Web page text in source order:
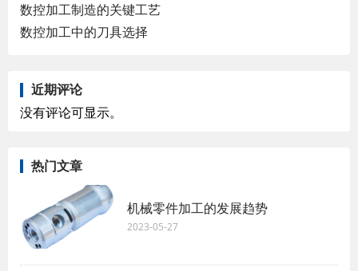
数控加工制造的关键工艺
数控加工中的刀具选择
近期评论
没有评论可显示。
热门文章
机械零件加工的发展趋势
2023-05-27